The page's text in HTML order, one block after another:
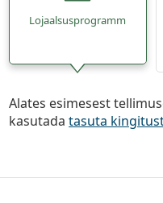
Lojaalsusprogramm
Alates esimesest
kasutadatasuta